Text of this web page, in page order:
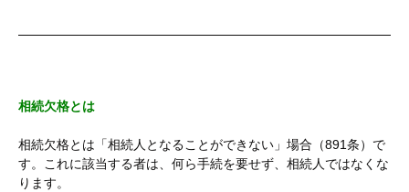
相続欠格とは
相続欠格とは「相続人となることができない」場合（891条）で
す。これに該当する者は、何ら手続を要せず、相続人ではなくな
ります。